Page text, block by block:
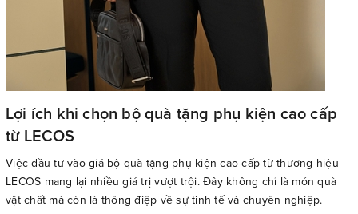
Lợi ích khi chọn bộ quà tặng phụ kiện cao cấp
từ LECOS
Việc đầu tư vào giá bộ quà tặng phụ kiện cao cấp từ thương hiệu
LECOS mang lại nhiều giá trị vượt trội. Đây không chỉ là món quà
vật chất mà còn là thông điệp về sự tinh tế và chuyên nghiệp.